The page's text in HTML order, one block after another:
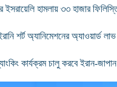
হামলায় ৩৩ হাজার
শর্ট অ্যানিমেশনের অ্যাওয়ার্ড লাভ
কার্যক্রম চালু করবে ইরান-জাপান